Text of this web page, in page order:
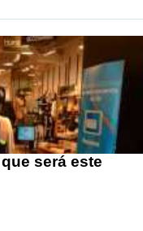
será este